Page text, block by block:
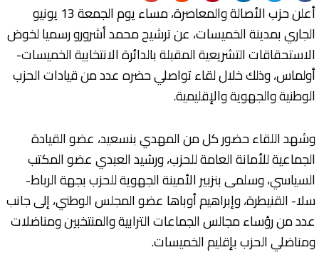
أعلن حزب الأصالة والمعاصرة، مساء يوم الجمعة 13 يونيو
الجاري بمدينة الخميسات، عن ترشيح محمد أشرورو رسميا لخوض
الاستحقاقات التشريعية المقبلة بالدائرة الانتخابية الخميسات-
أولماس، وذلك خلال لقاء تواصلي حضره عدد من قيادات الحزب
الوطنية والجهوية والإقليمية.
وشهد اللقاء حضور كل من المهدي بنسعيد، عضو القيادة
الجماعية للأمانة العامة للحزب، ورشيد العبدي عضو المكتب
السياسي، وسلمى بنزبير الأمينة الجهوية للحزب بجهة الرباط-
سلا- القنيطرة، وإبراهيم أوباها عضو المجلس الوطني، إلى جانب
عدد من رؤساء مجالس الجماعات الترابية والمنتخبين ومناضلات
ومناضلي الحزب بإقليم الخميسات.